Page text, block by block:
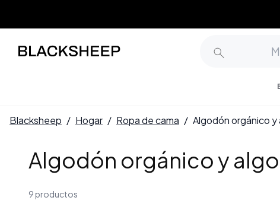
Blacksheep / Hogar / Ropa de cama / Algodón orgánico y
Algodón orgánico y
9 productos